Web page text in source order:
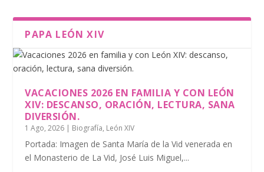
PAPA LEÓN XIV
VACACIONES 2026 EN FAMILIA Y CON LEÓN
XIV: DESCANSO, ORACIÓN, LECTURA, SANA
DIVERSIÓN.
1 Ago, 2026 | Biografía, León XIV
Portada: Imagen de Santa María de la Vid venerada en
el Monasterio de La Vid, José Luis Miguel,...